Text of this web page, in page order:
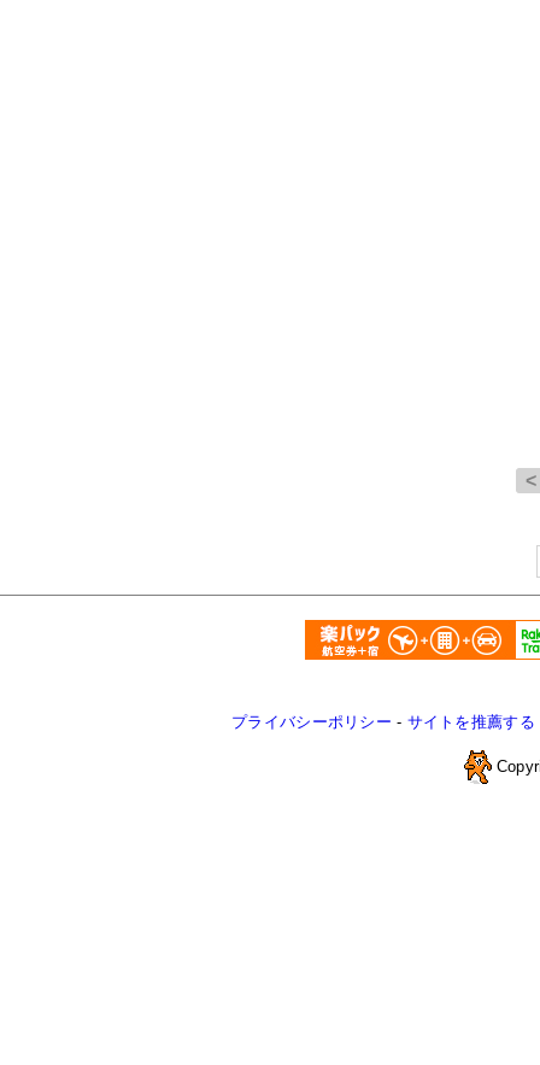
プライバシーポリシー - サイトを推薦する